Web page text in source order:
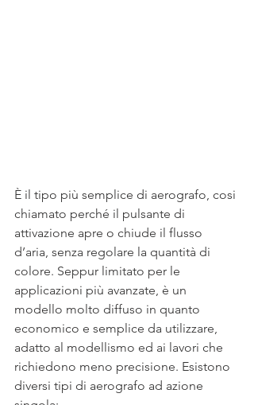
È il tipo più semplice di aerografo, cosi
chiamato perché il pulsante di
attivazione apre o chiude il flusso
d’aria, senza regolare la quantità di
colore. Seppur limitato per le
applicazioni più avanzate, è un
modello molto diffuso in quanto
economico e semplice da utilizzare,
adatto al modellismo ed ai lavori che
richiedono meno precisione. Esistono
diversi tipi di aerografo ad azione